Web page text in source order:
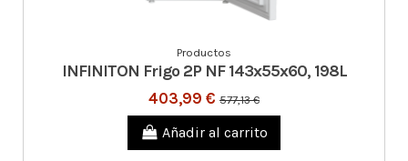
Productos
INFINITON Frigo 2P NF 143x55x60, 198L
403,99 € 577,13 €
Añadir al carrito